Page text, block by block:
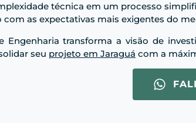
técnica em um processo
com as expectativas mais exigentes do
Engenharia transforma a visão de
seu projeto em Jaraguá com a